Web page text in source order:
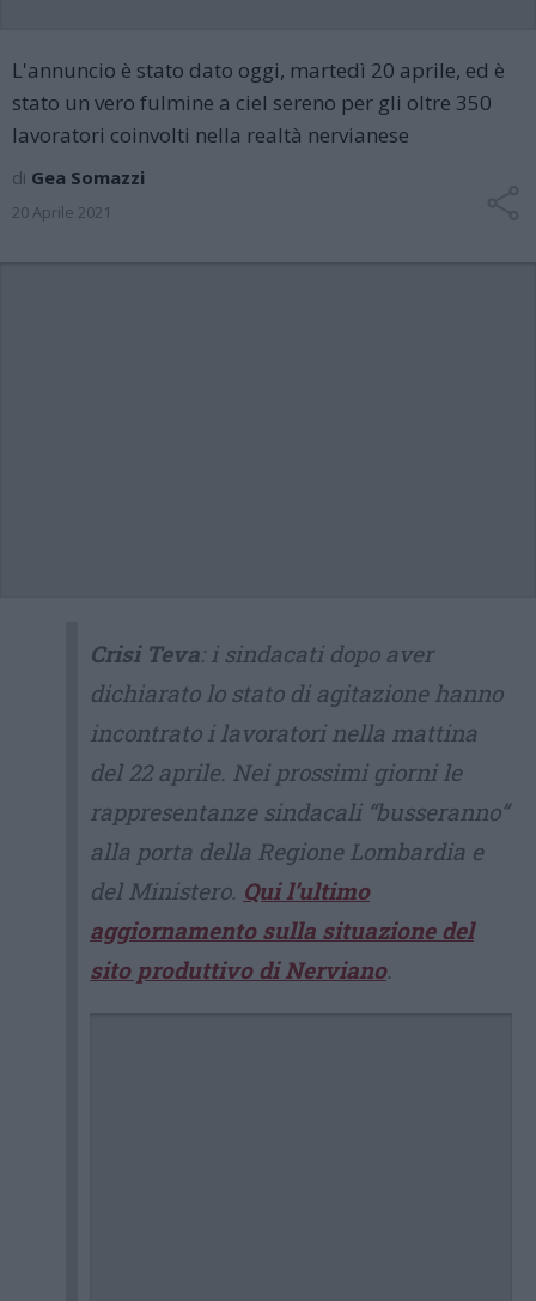
L'annuncio è stato dato oggi, martedì 20 aprile, ed è
stato un vero fulmine a ciel sereno per gli oltre 350
lavoratori coinvolti nella realtà nervianese
di Gea Somazzi
20 Aprile 2021
Crisi Teva: i sindacati dopo aver
dichiarato lo stato di agitazione hanno
incontrato i lavoratori nella mattina
del 22 aprile. Nei prossimi giorni le
rappresentanze sindacali “busseranno”
alla porta della Regione Lombardia e
del Ministero. Qui l’ultimo
aggiornamento sulla situazione del
sito produttivo di Nerviano.